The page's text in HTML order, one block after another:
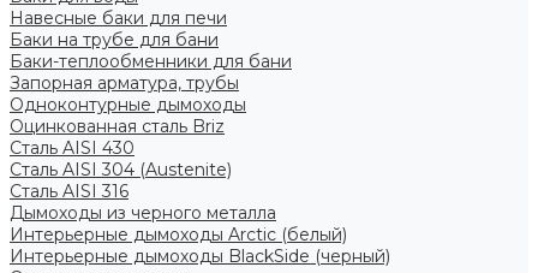
Навесные баки для печи
Баки на трубе для бани
Баки-теплообменники для бани
Запорная арматура, трубы
Одноконтурные дымоходы
Оцинкованная сталь Briz
Сталь AISI 430
Сталь AISI 304 (Austenite)
Сталь AISI 316
Дымоходы из черного металла
Интерьерные дымоходы Arctic (белый)
Интерьерные дымоходы BlackSide (черный)